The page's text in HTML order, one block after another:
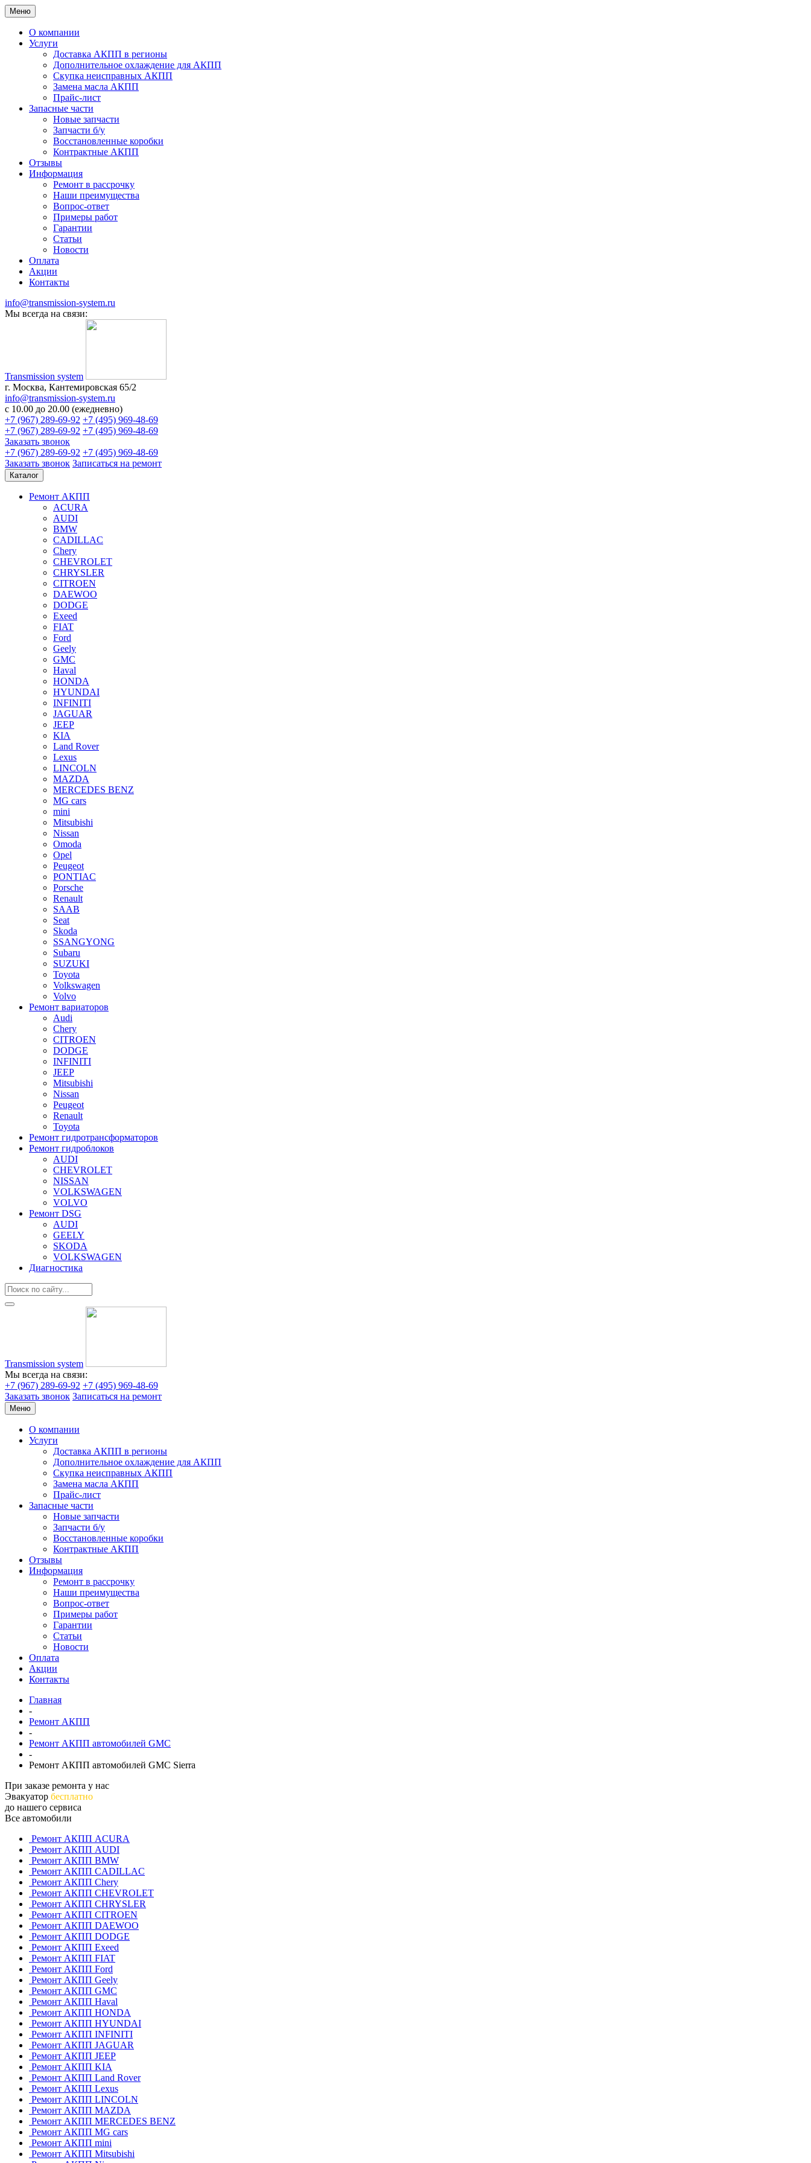
Меню
О компании
Услуги
Доставка АКПП в регионы
Дополнительное охлаждение для АКПП
Скупка неисправных АКПП
Замена масла АКПП
Прайс-лист
Запасные части
Новые запчасти
Запчасти б/у
Восстановленные коробки
Контрактные АКПП
Отзывы
Информация
Ремонт в рассрочку
Наши преимущества
Вопрос-ответ
Примеры работ
Гарантии
Статьи
Новости
Оплата
Акции
Контакты
info@transmission-system.ru
Мы всегда на связи:
Transmission system
г. Москва, Кантемировская 65/2
info@transmission-system.ru
с 10.00 до 20.00 (ежедневно)
+7 (967) 289-69-92 +7 (495) 969-48-69
+7 (967) 289-69-92 +7 (495) 969-48-69
Заказать звонок
+7 (967) 289-69-92 +7 (495) 969-48-69
Заказать звонок Записаться на ремонт
Каталог
Ремонт АКПП
ACURA
AUDI
BMW
CADILLAC
Chery
CHEVROLET
CHRYSLER
CITROEN
DAEWOO
DODGE
Exeed
FIAT
Ford
Geely
GMC
Haval
HONDA
HYUNDAI
INFINITI
JAGUAR
JEEP
KIA
Land Rover
Lexus
LINCOLN
MAZDA
MERCEDES BENZ
MG cars
mini
Mitsubishi
Nissan
Omoda
Opel
Peugeot
PONTIAC
Porsche
Renault
SAAB
Seat
Skoda
SSANGYONG
Subaru
SUZUKI
Toyota
Volkswagen
Volvo
Ремонт вариаторов
Audi
Chery
CITROEN
DODGE
INFINITI
JEEP
Mitsubishi
Nissan
Peugeot
Renault
Toyota
Ремонт гидротрансформаторов
Ремонт гидроблоков
AUDI
CHEVROLET
NISSAN
VOLKSWAGEN
VOLVO
Ремонт DSG
AUDI
GEELY
SKODA
VOLKSWAGEN
Диагностика
Transmission system
Мы всегда на связи:
+7 (967) 289-69-92 +7 (495) 969-48-69
Заказать звонок Записаться на ремонт
Меню
О компании
Услуги
Доставка АКПП в регионы
Дополнительное охлаждение для АКПП
Скупка неисправных АКПП
Замена масла АКПП
Прайс-лист
Запасные части
Новые запчасти
Запчасти б/у
Восстановленные коробки
Контрактные АКПП
Отзывы
Информация
Ремонт в рассрочку
Наши преимущества
Вопрос-ответ
Примеры работ
Гарантии
Статьи
Новости
Оплата
Акции
Контакты
Главная
-
Ремонт АКПП
-
Ремонт АКПП автомобилей GMC
-
Ремонт АКПП автомобилей GMC Sierra
При заказе ремонта у нас
Эвакуатор бесплатно
до нашего сервиса
Все автомобили
Ремонт АКПП ACURA
Ремонт АКПП AUDI
Ремонт АКПП BMW
Ремонт АКПП CADILLAC
Ремонт АКПП Chery
Ремонт АКПП CHEVROLET
Ремонт АКПП CHRYSLER
Ремонт АКПП CITROEN
Ремонт АКПП DAEWOO
Ремонт АКПП DODGE
Ремонт АКПП Exeed
Ремонт АКПП FIAT
Ремонт АКПП Ford
Ремонт АКПП Geely
Ремонт АКПП GMC
Ремонт АКПП Haval
Ремонт АКПП HONDA
Ремонт АКПП HYUNDAI
Ремонт АКПП INFINITI
Ремонт АКПП JAGUAR
Ремонт АКПП JEEP
Ремонт АКПП KIA
Ремонт АКПП Land Rover
Ремонт АКПП Lexus
Ремонт АКПП LINCOLN
Ремонт АКПП MAZDA
Ремонт АКПП MERCEDES BENZ
Ремонт АКПП MG cars
Ремонт АКПП mini
Ремонт АКПП Mitsubishi